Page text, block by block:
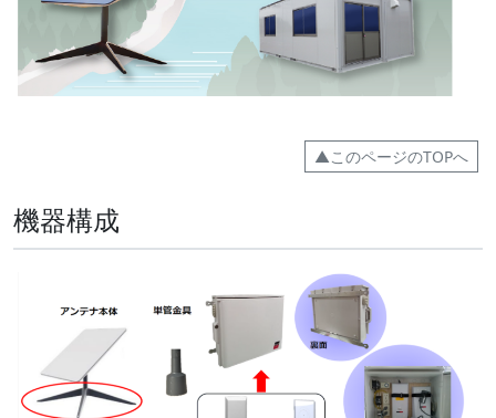
▲このページのTOPへ
機器構成